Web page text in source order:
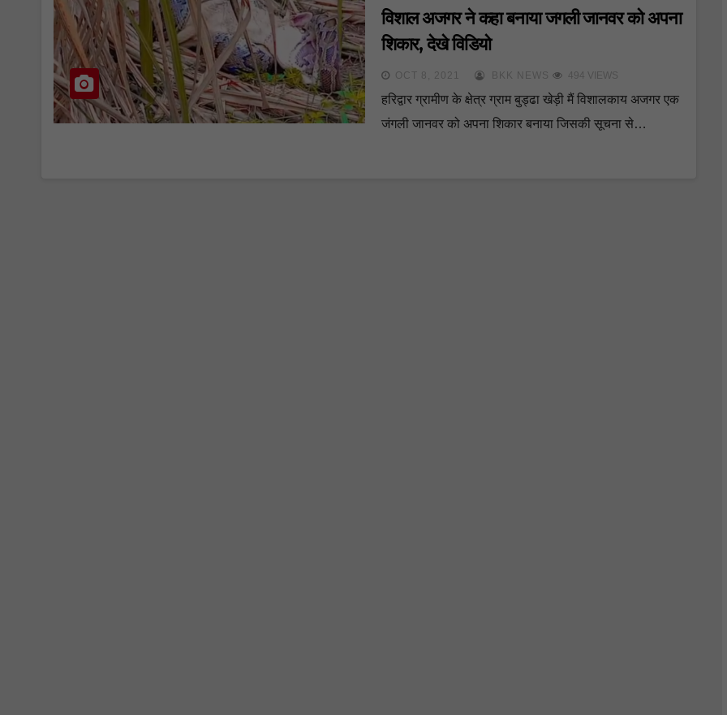
विशाल अजगर ने कहा बनाया जगली जानवर को अपना
शिकार, देखे विडियो
OCT 8, 2021 BKK NEWS 494 VIEWS
हरिद्वार ग्रामीण के क्षेत्र ग्राम बुड्ढा खेड़ी मैं विशालकाय अजगर एक
जंगली जानवर को अपना शिकार बनाया जिसकी सूचना से…